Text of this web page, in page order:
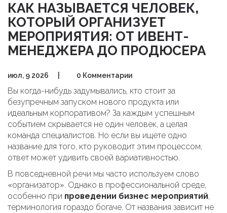
КАК НАЗЫВАЕТСЯ ЧЕЛОВЕК,
КОТОРЫЙ ОРГАНИЗУЕТ
МЕРОПРИЯТИЯ: ОТ ИВЕНТ-
МЕНЕДЖЕРА ДО ПРОДЮСЕРА
июл, 9 2026 0 Комментарии
Вы когда-нибудь задумывались, кто стоит за
безупречным запуском нового продукта или
идеальным корпоративом? За каждым успешным
событием скрывается не один человек, а целая
команда специалистов. Но если вы ищете одно
название для того, кто руководит этим процессом,
ответ может удивить своей вариативностью.
В повседневной речи мы часто используем слово
«организатор». Однако в профессиональной среде,
особенно при проведении бизнес мероприятий,
терминология гораздо богаче. От названия зависит не